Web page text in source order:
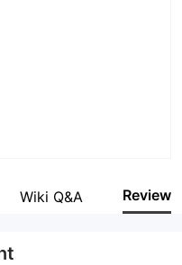
Wiki Q&A Review